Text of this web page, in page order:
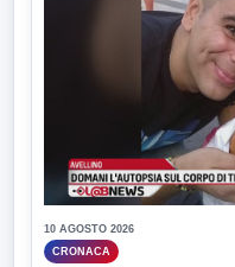
10 AGOSTO 2026
CRONACA